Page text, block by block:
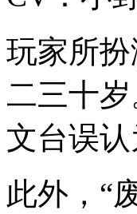
玩家所
二三十
文台误
此外，“